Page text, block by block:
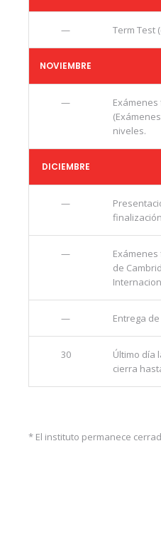
— Term Test
NOVIEMBRE
—
niveles.
DICIEMBRE
—
—
de
— Entrega
30
Último día
cierra
* El instituto permanece